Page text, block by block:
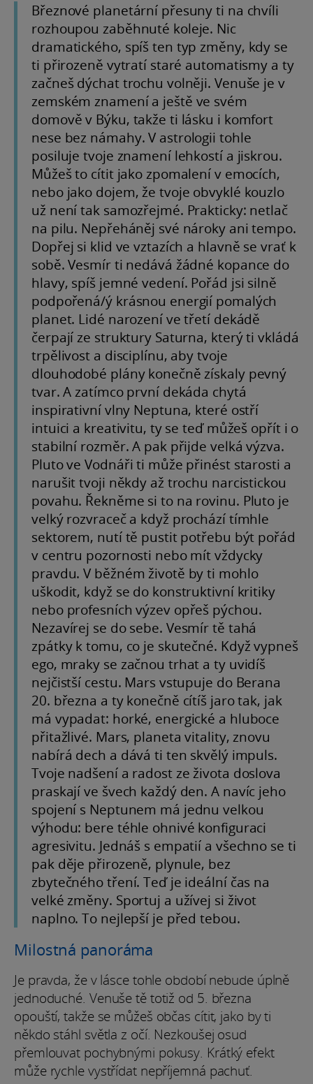
Březnové planetární přesuny ti na chvíli
rozhoupou zaběhnuté koleje. Nic
dramatického, spíš ten typ změny, kdy se
ti přirozeně vytratí staré automatismy a ty
začneš dýchat trochu volněji. Venuše je v
zemském znamení a ještě ve svém
domově v Býku, takže ti lásku i komfort
nese bez námahy. V astrologii tohle
posiluje tvoje znamení lehkostí a jiskrou.
Můžeš to cítit jako zpomalení v emocích,
nebo jako dojem, že tvoje obvyklé kouzlo
už není tak samozřejmé. Prakticky: netlač
na pilu. Nepřeháněj své nároky ani tempo.
Dopřej si klid ve vztazích a hlavně se vrať k
sobě. Vesmír ti nedává žádné kopance do
hlavy, spíš jemné vedení. Pořád jsi silně
podpořená/ý krásnou energií pomalých
planet. Lidé narození ve třetí dekádě
čerpají ze struktury Saturna, který ti vkládá
trpělivost a disciplínu, aby tvoje
dlouhodobé plány konečně získaly pevný
tvar. A zatímco první dekáda chytá
inspirativní vlny Neptuna, které ostří
intuici a kreativitu, ty se teď můžeš opřít i o
stabilní rozměr. A pak přijde velká výzva.
Pluto ve Vodnáři ti může přinést starosti a
narušit tvoji někdy až trochu narcistickou
povahu. Řekněme si to na rovinu. Pluto je
velký rozvraceč a když prochází tímhle
sektorem, nutí tě pustit potřebu být pořád
v centru pozornosti nebo mít vždycky
pravdu. V běžném životě by ti mohlo
uškodit, když se do konstruktivní kritiky
nebo profesních výzev opřeš pýchou.
Nezavírej se do sebe. Vesmír tě tahá
zpátky k tomu, co je skutečné. Když vypneš
ego, mraky se začnou trhat a ty uvidíš
nejčistší cestu. Mars vstupuje do Berana
20. března a ty konečně cítíš jaro tak, jak
má vypadat: horké, energické a hluboce
přitažlivé. Mars, planeta vitality, znovu
nabírá dech a dává ti ten skvělý impuls.
Tvoje nadšení a radost ze života doslova
praskají ve švech každý den. A navíc jeho
spojení s Neptunem má jednu velkou
výhodu: bere téhle ohnivé konfiguraci
agresivitu. Jednáš s empatií a všechno se ti
pak děje přirozeně, plynule, bez
zbytečného tření. Teď je ideální čas na
velké změny. Sportuj a užívej si život
naplno. To nejlepší je před tebou.
Milostná panoráma
Je pravda, že v lásce tohle období nebude úplně
jednoduché. Venuše tě totiž od 5. března
opouští, takže se můžeš občas cítit, jako by ti
někdo stáhl světla z očí. Nezkoušej osud
přemlouvat pochybnými pokusy. Krátký efekt
může rychle vystřídat nepříjemná pachuť.